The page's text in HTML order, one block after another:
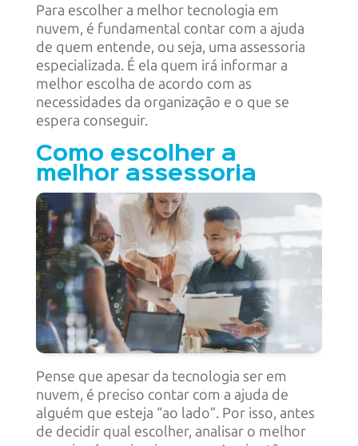
Para escolher a melhor tecnologia em
nuvem, é fundamental contar com a ajuda
de quem entende, ou seja, uma assessoria
especializada. É ela quem irá informar a
melhor escolha de acordo com as
necessidades da organização e o que se
espera conseguir.
Como escolher a
melhor assessoria
Pense que apesar da tecnologia ser em
nuvem, é preciso contar com a ajuda de
alguém que esteja “ao lado”. Por isso, antes
de decidir qual escolher, analisar o melhor